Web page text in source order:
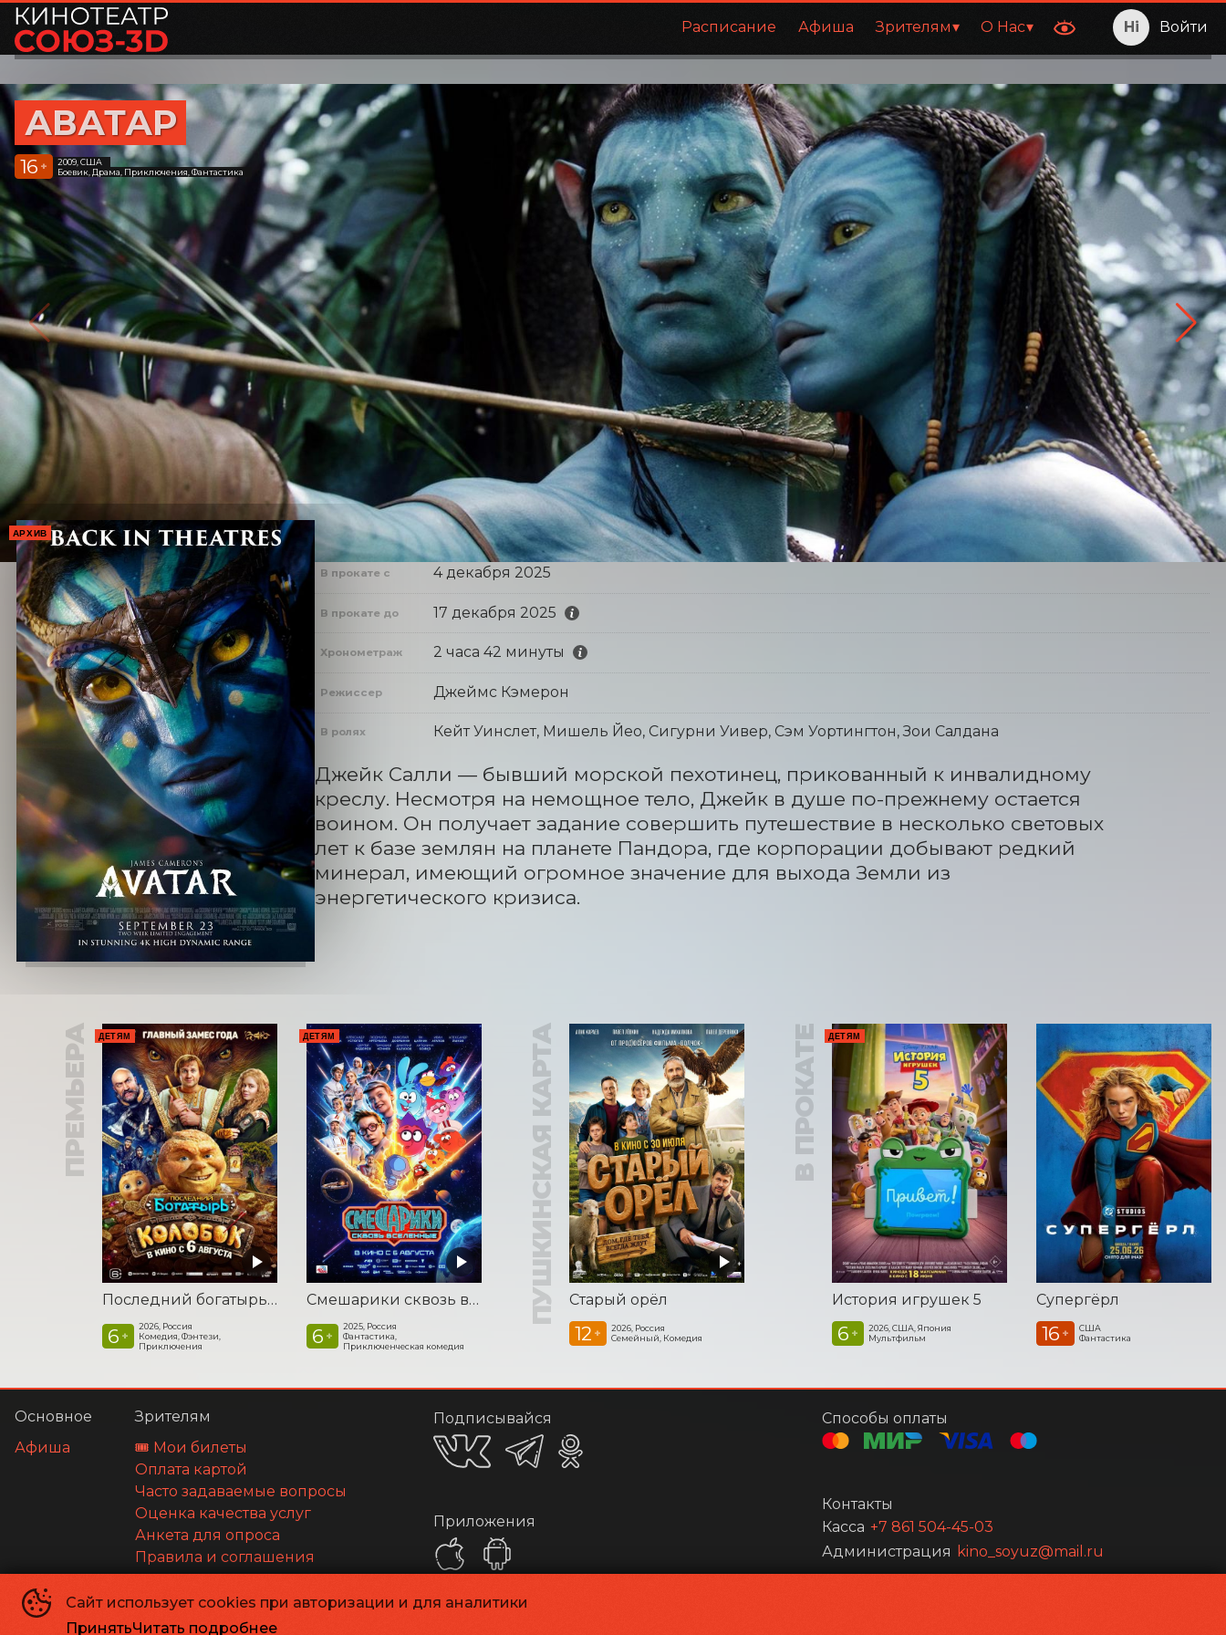
Расписание Афиша Зрителям О Нас Войти
АВАТАР
16 +
2009, США
Боевик, Драма, Приключения, Фантастика
АРХИВ
В прокате с 4 декабря 2025
В прокате до 17 декабря 2025
Хронометраж 2 часа 42 минуты
Режиссер Джеймс Кэмерон
В ролях Кейт Уинслет, Мишель Йео, Сигурни Уивер, Сэм Уортингтон, Зои Салдана
Джейк Салли — бывший морской пехотинец, прикованный к инвалидному
креслу. Несмотря на немощное тело, Джейк в душе по-прежнему остается
воином. Он получает задание совершить путешествие в несколько световых
лет к базе землян на планете Пандора, где корпорации добывают редкий
минерал, имеющий огромное значение для выхода Земли из
энергетического кризиса.
ПРЕМЬЕРА ДЕТЯМ
Последний богатырь. Колобок
6 +
2026, Россия
Комедия, Фэнтези,
Приключения
ДЕТЯМ
Смешарики сквозь вселенные
6 +
2025, Россия
Фантастика,
Приключенческая комедия
ПУШКИНСКАЯ КАРТА Старый орёл
12 +
2026, Россия
Семейный, Комедия
В ПРОКАТЕ ДЕТЯМ
История игрушек 5
6 +
2026, США, Япония
Мультфильм
Супергёрл
16 +
США
Фантастика
Сайт использует cookies при авторизации и для аналитики
ПринятьЧитать подробнее
Основное
Афиша
Зрителям
🎟️ Мои билеты
Оплата картой
Часто задаваемые вопросы
Оценка качества услуг
Анкета для опроса
Правила и соглашения
Подписывайся
Приложения
Способы оплаты
Контакты
Касса +7 861 504-45-03
Администрация kino_soyuz@mail.ru